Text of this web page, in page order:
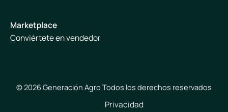
Marketplace
Conviértete en vendedor
© 2026 Generación Agro Todos los derechos reservados
Privacidad